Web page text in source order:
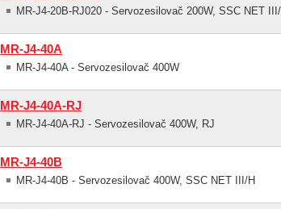
MR-J4-20B-RJ020 - Servozesilovač 200W, SSC NET III/
MR-J4-40A
MR-J4-40A - Servozesilovač 400W
MR-J4-40A-RJ
MR-J4-40A-RJ - Servozesilovač 400W, RJ
MR-J4-40B
MR-J4-40B - Servozesilovač 400W, SSC NET III/H